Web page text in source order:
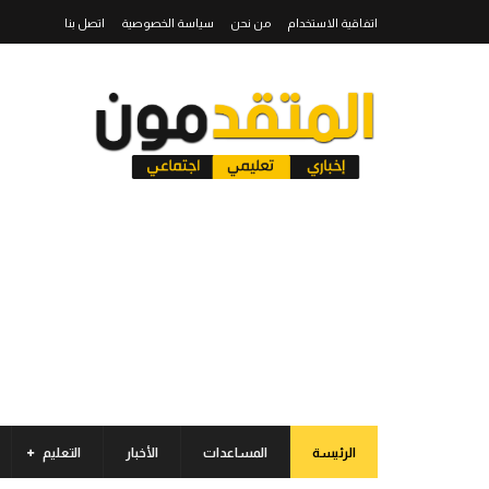
اتفاقية الاستخدام من نحن سياسة الخصوصية اتصل بنا
الرئيسة المساعدات الأخبار التعليم